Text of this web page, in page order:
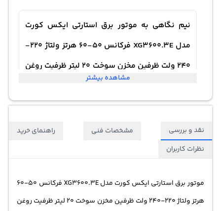
نیم نگاهی به موتور برق استارتی ایکس کورت
مدل XG3600.3E فرکانس 50-60 هرتز ولتاژ 220-
240 ولت ظرفین مخزن سوخت 20 لیتر ظرفیت روغن
مشاهده بیشتر
نقد و بررسی مشخصات فنی
راهنمای خرید
نظرات کاربران
موتور برق
استارتی ایکس کورت مدل XG3600.3E فرکانس 50-60
هرتز ولتاژ 220-240 ولت ظرفین مخزن سوخت 20 لیتر ظرفیت روغن